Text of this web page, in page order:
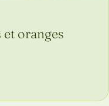
oranges